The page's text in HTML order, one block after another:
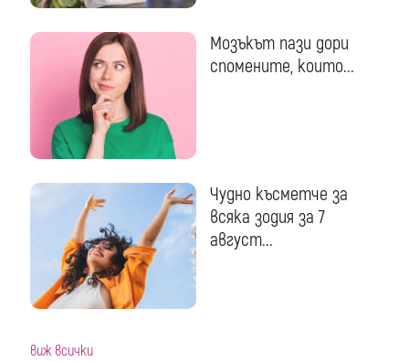
Мозъкът пази дори
спомените, които...
Чудно късметче за
всяка зодия за 7
август...
виж всички